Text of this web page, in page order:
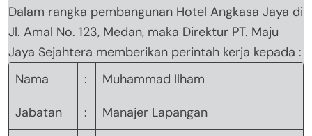
Dalam rangka pembangunan Hotel Angkasa Jaya di
Jl. Amal No. 123, Medan, maka Direktur PT. Maju
Jaya Sejahtera memberikan perintah kerja kepada :
Nama
:
Muhammad Ilham
Jabatan
:
Manajer Lapangan